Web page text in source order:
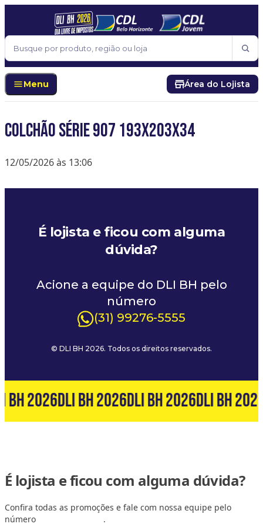
Pular para o conteúdo
Buscar
Menu Área do Lojista
Colchão série 907 193x203x34
12/05/2026 às 13:06
É lojista e ficou com alguma
dúvida?
Acione a equipe do DLI BH pelo
número
(31) 99276-5555
© DLI BH 2026. Todos os direitos reservados.
BH 2026DLI BH 2026DLI BH 2026DLI BH 2026
É lojista e ficou com alguma dúvida?
Confira todas as promoções e fale com nossa equipe pelo
número
.